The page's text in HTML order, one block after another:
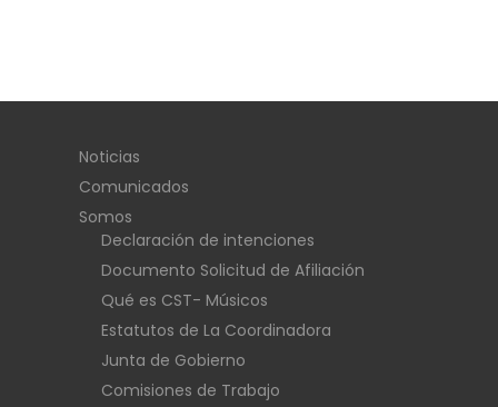
Noticias
Comunicados
Somos
Declaración de intenciones
Documento Solicitud de Afiliación
Qué es CST- Músicos
Estatutos de La Coordinadora
Junta de Gobierno
Comisiones de Trabajo